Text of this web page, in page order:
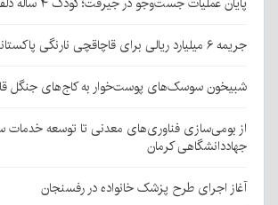
جریمه ۶ میلیارد ریالی برای قاچاقچی نارنگی پاکستانی در بافت
شبیخون سوسک‌های پوست‌خوار به کاج‌های جنگل
از بومی‌سازی فناوری‌های معدنی تا توسعه خدمات
جهاددانشگاهی کرمان
آغاز اجرای طرح پزشک خانواده در رفسنجان